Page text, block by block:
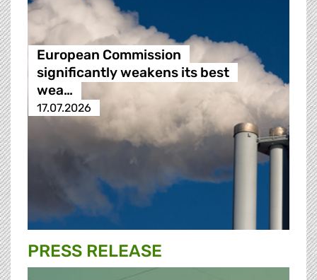
European Commission
significantly weakens its best
wea…
17.07.2026
PRESS RELEASE